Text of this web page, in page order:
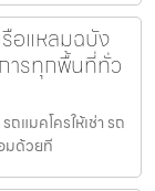
อแหลมฉบัง
ารทุกพื้นที่ทั่ว
แมคโครให้เช่า รถ
มด้วยที